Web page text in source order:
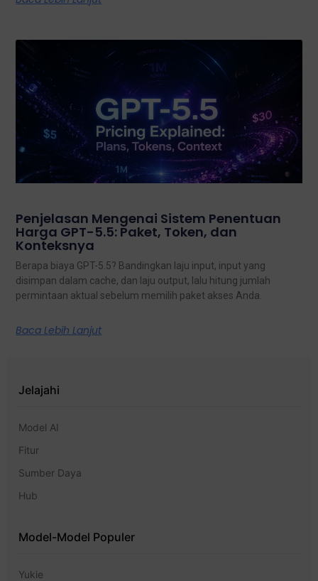
Penjelasan Mengenai Sistem Penentuan
Harga GPT-5.5: Paket, Token, dan
Konteksnya
Berapa biaya GPT-5.5? Bandingkan laju input, input yang
disimpan dalam cache, dan laju output, lalu hitung jumlah
permintaan aktual sebelum memilih paket akses Anda.
Baca Lebih Lanjut
Jelajahi
Model AI
Fitur
Sumber Daya
Hub
Model-Model Populer
Yukie